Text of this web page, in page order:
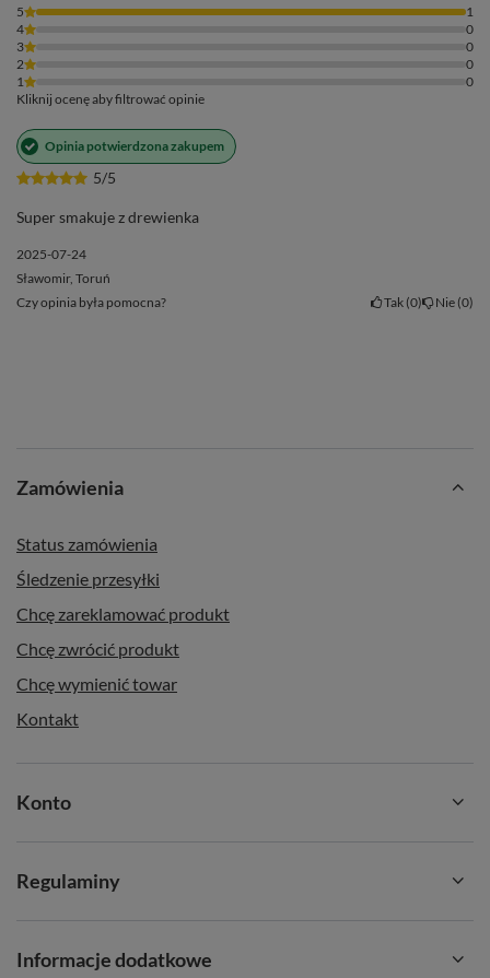
5
1
4
0
3
0
2
0
1
0
Kliknij ocenę aby filtrować opinie
5/5
Opinia potwierdzona zakupem
Super smakuje z drewienka
2025-07-24
Sławomir, Toruń
Czy opinia była pomocna?
Tak 0 Nie 0
Zamówienia
Status zamówienia
Śledzenie przesyłki
Chcę zareklamować produkt
Chcę zwrócić produkt
Chcę wymienić towar
Kontakt
Konto
Regulaminy
Informacje dodatkowe